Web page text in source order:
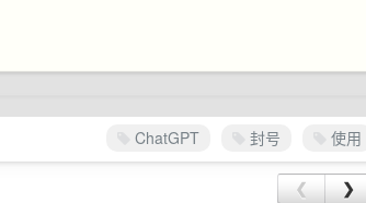
ChatGPT 封号 使用
❮ ❯